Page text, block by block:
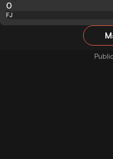
0
FJ